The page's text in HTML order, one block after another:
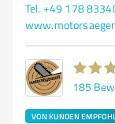
Tel. +49 178
185
VON KUNDEN